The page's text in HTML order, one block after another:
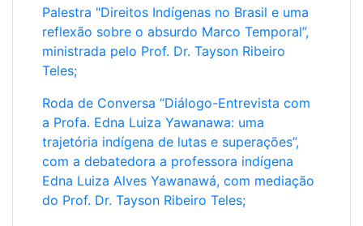
do IFAC - Campus Tarauacá 2025, reafirmamos a
urgência de valorizar e proteger esses povos,
reconhecendo sua centralidade para a construção de um
Brasil mais justo, diverso e ambientalmente responsável.
Que esta semana seja um portal para um aprendizado
contínuo e para um reconhecimento profundo da riqueza
ancestral que emana das culturas originárias da nossa
terra e pulsa no coração da Amazônia, do Acre e de
Tarauacá.
A origem para o nome do Evento,JornadaAcadêmica
ConsciênciaI ndígena, é assim explicada:
Palestra "Direitos Indígenas no Brasil e uma
reflexão sobre o absurdo Marco Temporal”,
ministrada pelo Prof. Dr. Tayson Ribeiro
Teles;
Roda de Conversa “Diálogo-Entrevista com
a Profa. Edna Luiza Yawanawa: uma
trajetória indígena de lutas e superações”,
com a debatedora a professora indígena
Edna Luiza Alves Yawanawá, com mediação
do Prof. Dr. Tayson Ribeiro Teles;